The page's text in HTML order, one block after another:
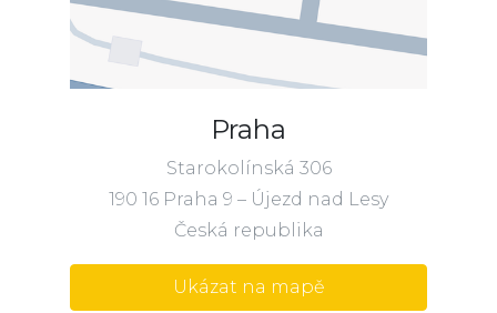
Praha
Starokolínská 306
190 16 Praha 9 – Újezd nad Lesy
Česká republika
Ukázat na mapě